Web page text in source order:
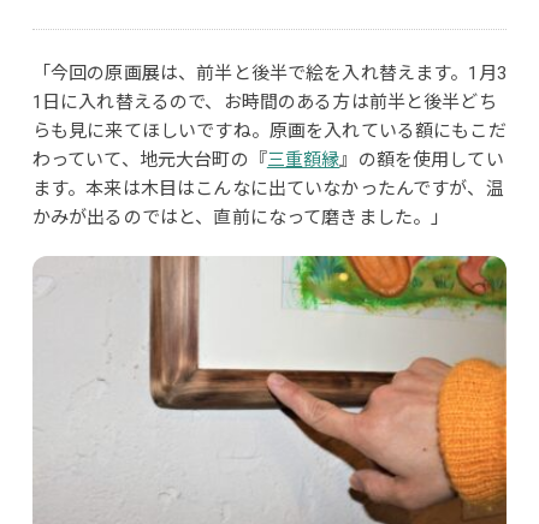
「今回の原画展は、前半と後半で絵を入れ替えます。1月3
1日に入れ替えるので、お時間のある方は前半と後半どち
らも見に来てほしいですね。原画を入れている額にもこだ
わっていて、地元大台町の『三重額縁』の額を使用してい
ます。本来は木目はこんなに出ていなかったんですが、温
かみが出るのではと、直前になって磨きました。」